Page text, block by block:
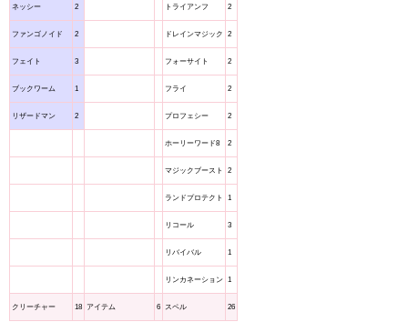
ネッシー 2 トライアンフ 2
ファンゴノイド 2 ドレインマジック 2
フェイト 3 フォーサイト 2
ブックワーム 1 フライ 2
リザードマン 2 プロフェシー 2
ホーリーワード8 2
マジックブースト 2
ランドプロテクト 1
リコール 3
リバイバル 1
リンカネーション 1
クリーチャー 18 アイテム 6 スペル 26